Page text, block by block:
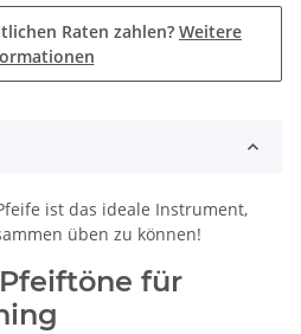
Raten zahlen? Weitere
ist das ideale Instrument,
üben zu können!
für